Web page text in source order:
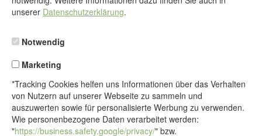
unserer Datenschutzerklärung.
Notwendig
Marketing
*Tracking Cookies helfen uns Informationen über das Verhalten
von Nutzern auf unserer Webseite zu sammeln und
auszuwerten sowie für personalisierte Werbung zu verwenden.
Wie personenbezogene Daten verarbeitet werden:
"https://business.safety.google/privacy/" bzw.